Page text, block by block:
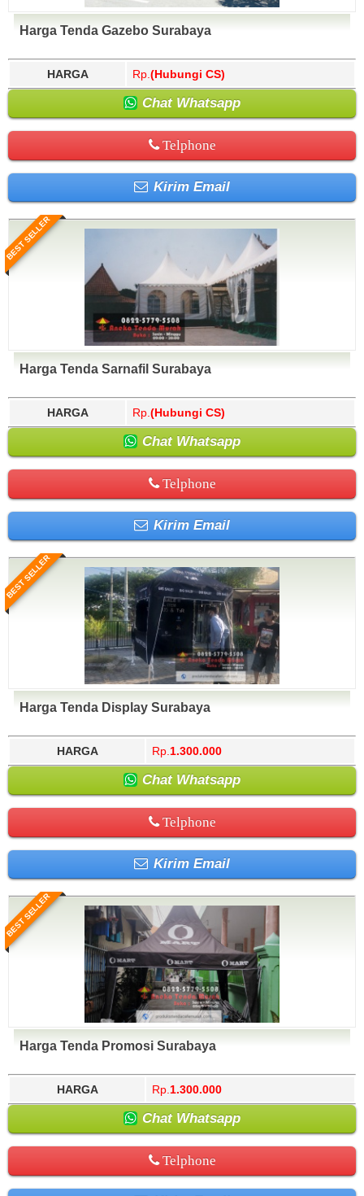
Harga Tenda Gazebo Surabaya
HARGA Rp. (Hubungi CS)
Chat Whatsapp
Telphone
Kirim Email
BEST SELLER
Harga Tenda Sarnafil Surabaya
HARGA Rp. (Hubungi CS)
Chat Whatsapp
Telphone
Kirim Email
BEST SELLER
Harga Tenda Display Surabaya
HARGA Rp. 1.300.000
Chat Whatsapp
Telphone
Kirim Email
BEST SELLER
Harga Tenda Promosi Surabaya
HARGA Rp. 1.300.000
Chat Whatsapp
Telphone